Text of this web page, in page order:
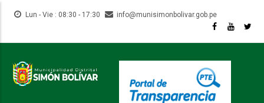
Pasar
contenido
Lun - Vie : 08:30 - 17:30 info@munisimonbolivar.gob.pe